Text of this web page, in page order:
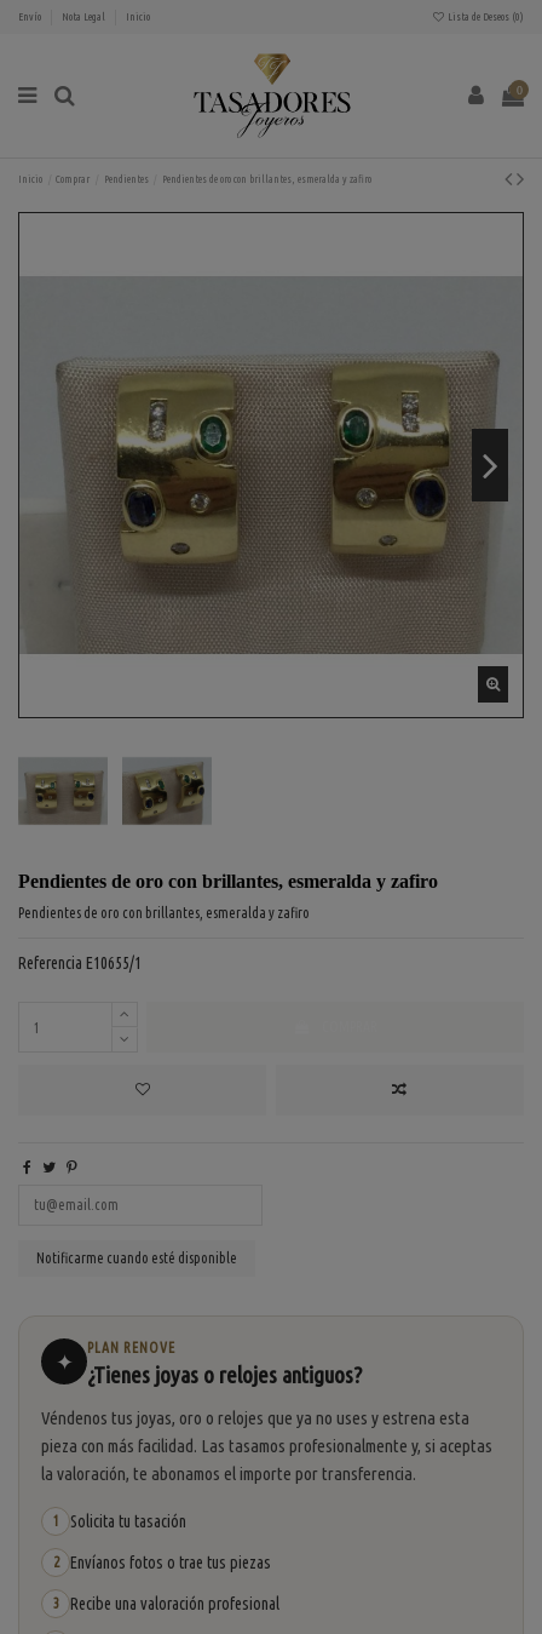
Envío Nota Legal Inicio Lista de Deseos (0)
0
Inicio Comprar Pendientes Pendientes de oro con brillantes, esmeralda y zafiro
Pendientes de oro con brillantes, esmeralda y zafiro
Pendientes de oro con brillantes, esmeralda y zafiro
Referencia E10655/1
✦
PLAN RENOVE
¿Tienes joyas o relojes antiguos?
Véndenos tus joyas, oro o relojes que ya no uses y estrena esta
pieza con más facilidad. Las tasamos profesionalmente y, si aceptas
la valoración, te abonamos el importe por transferencia.
1 Solicita tu tasación
2 Envíanos fotos o trae tus piezas
3 Recibe una valoración profesional